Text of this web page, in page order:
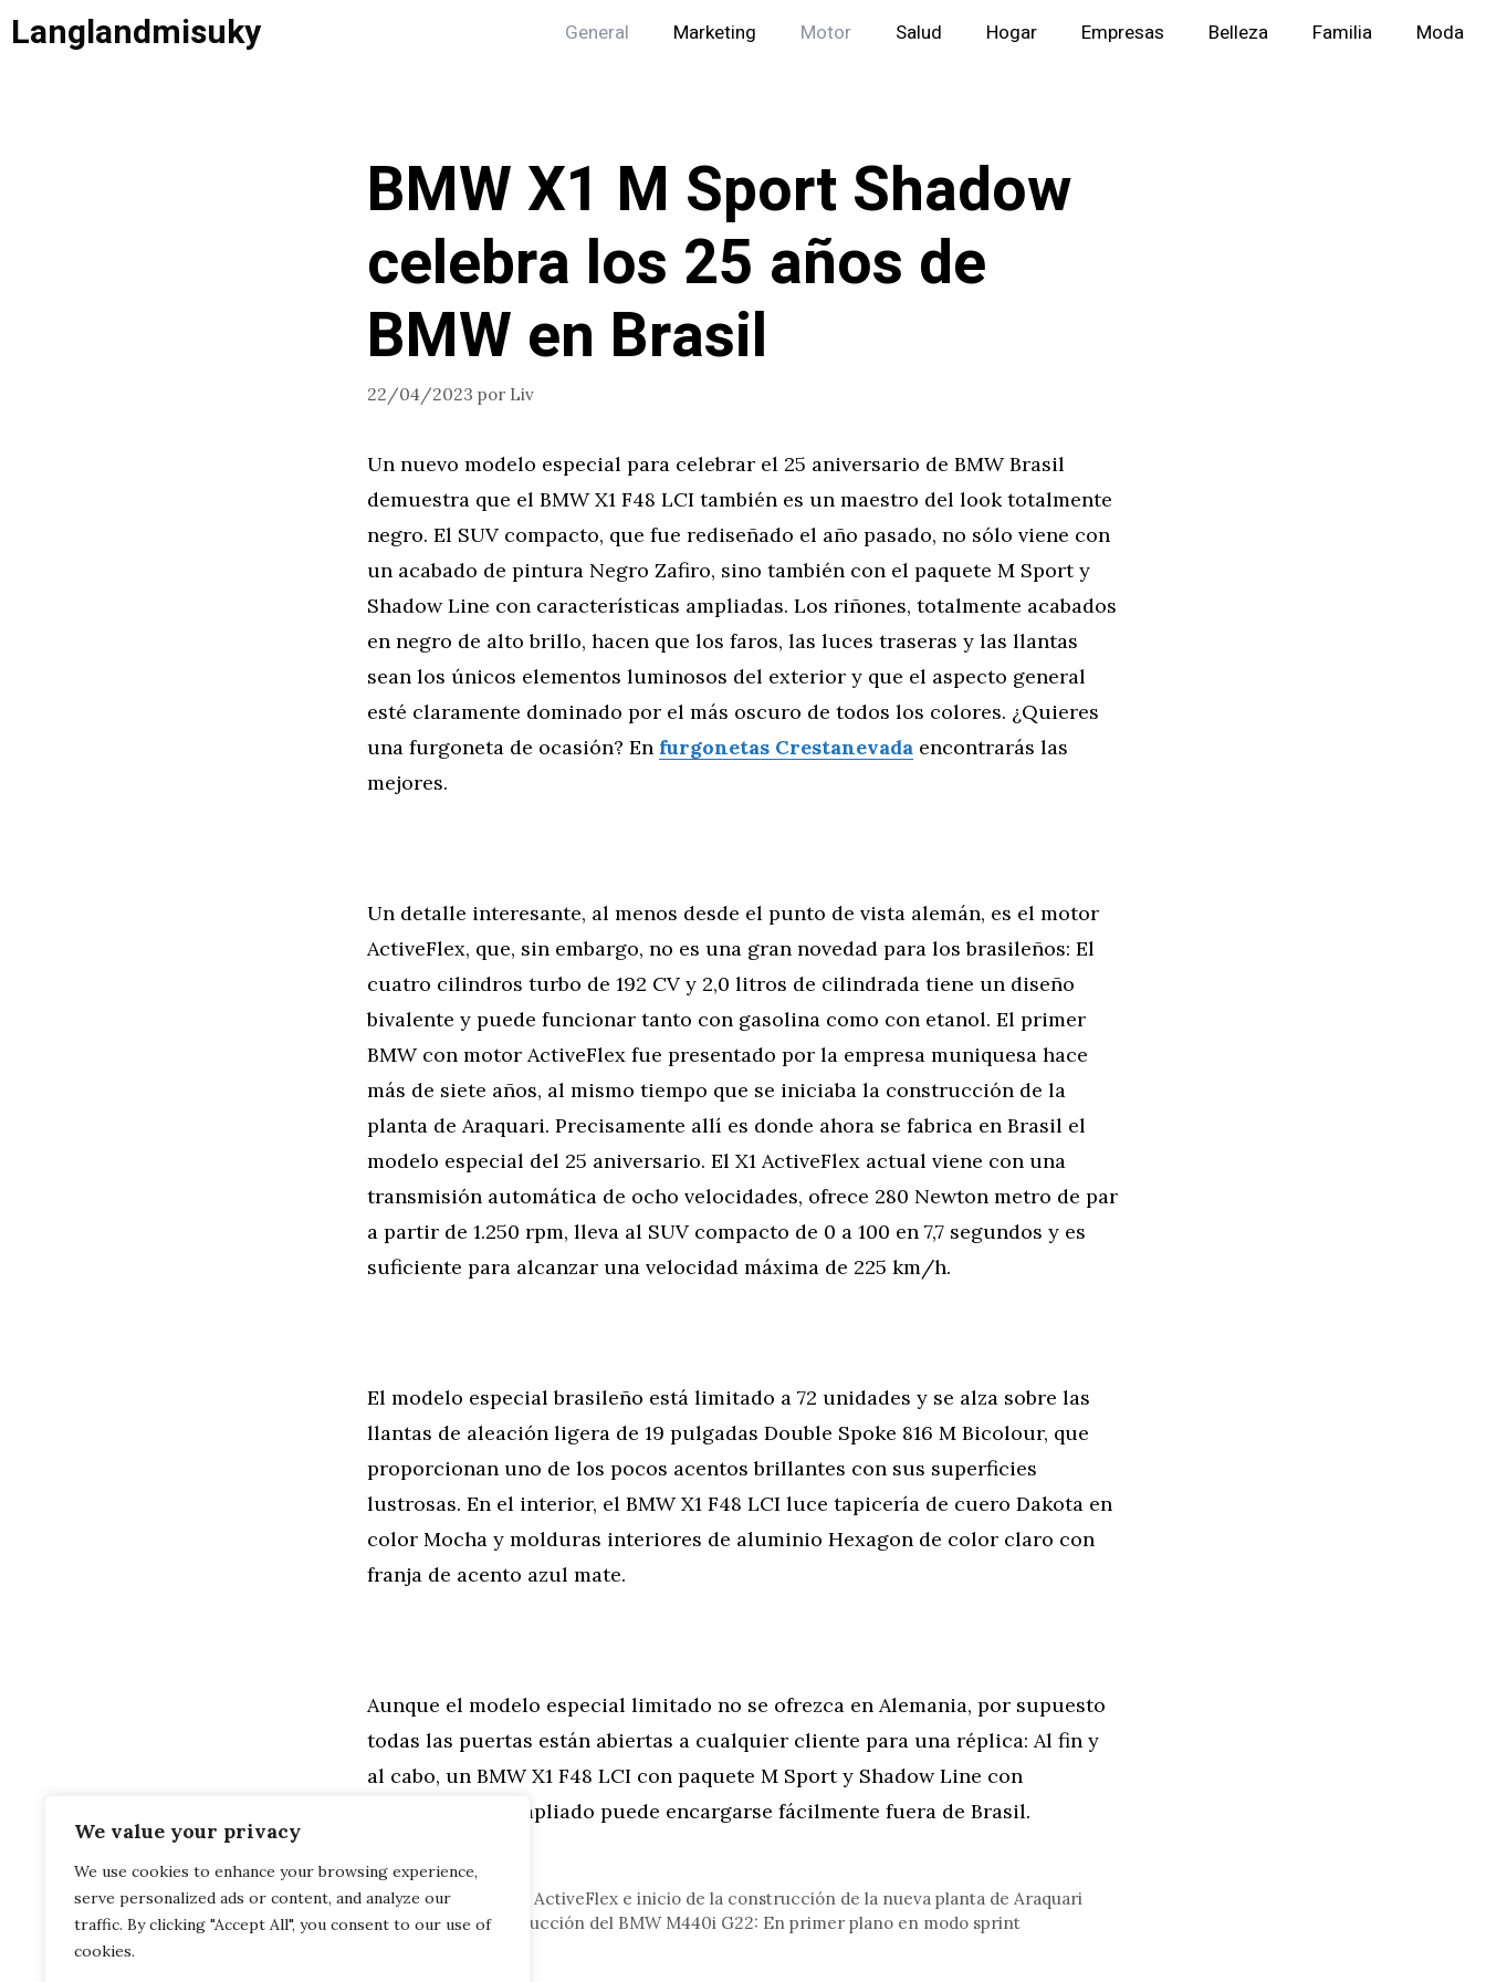
We value your privacy
We use cookies to enhance your browsing experience,
serve personalized ads or content, and analyze our
traffic. By clicking "Accept All", you consent to our use of
cookies.
Saltar
alLanglandmisuky General Marketing Motor Salud Hogar Empresas Belleza Familia Moda
BMW X1 M Sport Shadow
celebra los 25 años de
BMW en Brasil
22/04/2023 por Liv
Un nuevo modelo especial para celebrar el 25 aniversario de BMW Brasil
demuestra que el BMW X1 F48 LCI también es un maestro del look totalmente
negro. El SUV compacto, que fue rediseñado el año pasado, no sólo viene con
un acabado de pintura Negro Zafiro, sino también con el paquete M Sport y
Shadow Line con características ampliadas. Los riñones, totalmente acabados
en negro de alto brillo, hacen que los faros, las luces traseras y las llantas
sean los únicos elementos luminosos del exterior y que el aspecto general
esté claramente dominado por el más oscuro de todos los colores. ¿Quieres
una furgoneta de ocasión? En furgonetas Crestanevada encontrarás las
mejores.
Un detalle interesante, al menos desde el punto de vista alemán, es el motor
ActiveFlex, que, sin embargo, no es una gran novedad para los brasileños: El
cuatro cilindros turbo de 192 CV y 2,0 litros de cilindrada tiene un diseño
bivalente y puede funcionar tanto con gasolina como con etanol. El primer
BMW con motor ActiveFlex fue presentado por la empresa muniquesa hace
más de siete años, al mismo tiempo que se iniciaba la construcción de la
planta de Araquari. Precisamente allí es donde ahora se fabrica en Brasil el
modelo especial del 25 aniversario. El X1 ActiveFlex actual viene con una
transmisión automática de ocho velocidades, ofrece 280 Newton metro de par
a partir de 1.250 rpm, lleva al SUV compacto de 0 a 100 en 7,7 segundos y es
suficiente para alcanzar una velocidad máxima de 225 km/h.
El modelo especial brasileño está limitado a 72 unidades y se alza sobre las
llantas de aleación ligera de 19 pulgadas Double Spoke 816 M Bicolour, que
proporcionan uno de los pocos acentos brillantes con sus superficies
lustrosas. En el interior, el BMW X1 F48 LCI luce tapicería de cuero Dakota en
color Mocha y molduras interiores de aluminio Hexagon de color claro con
franja de acento azul mate.
Aunque el modelo especial limitado no se ofrezca en Alemania, por supuesto
todas las puertas están abiertas a cualquier cliente para una réplica: Al fin y
al cabo, un BMW X1 F48 LCI con paquete M Sport y Shadow Line con
equipamiento ampliado puede encargarse fácilmente fuera de Brasil.
Categorías
General,Motor
Brasil: BMW 320i ActiveFlex e inicio de la construcción de la nueva planta de Araquari
Informe de conducción del BMW M440i G22: En primer plano en modo sprint